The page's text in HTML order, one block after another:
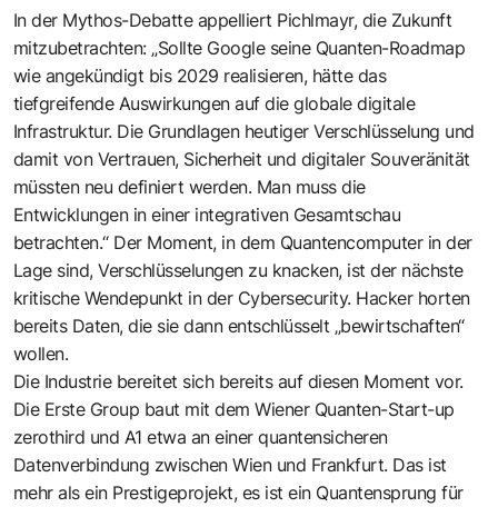
In der Mythos-Debatte appelliert Pichlmayr, die Zukunft
mitzubetrachten: „Sollte Google seine Quanten-Roadmap
wie angekündigt bis 2029 realisieren, hätte das
tiefgreifende Auswirkungen auf die globale digitale
Infrastruktur. Die Grundlagen heutiger Verschlüsselung und
damit von Vertrauen, Sicherheit und digitaler Souveränität
müssten neu definiert werden. Man muss die
Entwicklungen in einer integrativen Gesamtschau
betrachten.“ Der Moment, in dem Quantencomputer in der
Lage sind, Verschlüsselungen zu knacken, ist der nächste
kritische Wendepunkt in der Cybersecurity. Hacker horten
bereits Daten, die sie dann entschlüsselt „bewirtschaften“
wollen.
Die Industrie bereitet sich bereits auf diesen Moment vor.
Die Erste Group baut mit dem Wiener Quanten-Start-up
zerothird und A1 etwa an einer quantensicheren
Datenverbindung zwischen Wien und Frankfurt. Das ist
mehr als ein Prestigeprojekt, es ist ein Quantensprung für